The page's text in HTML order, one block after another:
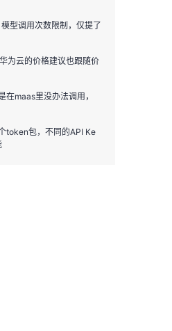
型调用次数限制，仅提了
为云的价格建议也跟随价
maas里没办法调用，
token包，不同的API Ke